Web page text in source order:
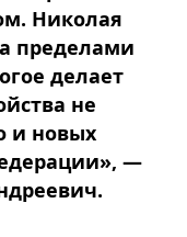
Николая
пределами
делает
не
и новых
—